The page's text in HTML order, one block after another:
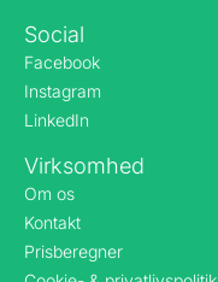
Social
Facebook
Instagram
LinkedIn
Virksomhed
Om os
Kontakt
Prisberegner